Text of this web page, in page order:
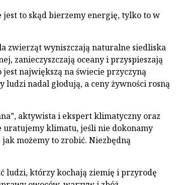
to skąd bierzemy energię, tylko to w
zwierząt wyniszczają naturalne siedliska
zanieczyszczają oceany i przyspieszają
największą na świecie przyczyną
nadal głodują, a ceny żywności rosną
aktywista i ekspert klimatyczny oraz
klimatu, jeśli nie dokonamy
możemy to zrobić. Niezbędną
ludzi, którzy kochają ziemię i przyrodę